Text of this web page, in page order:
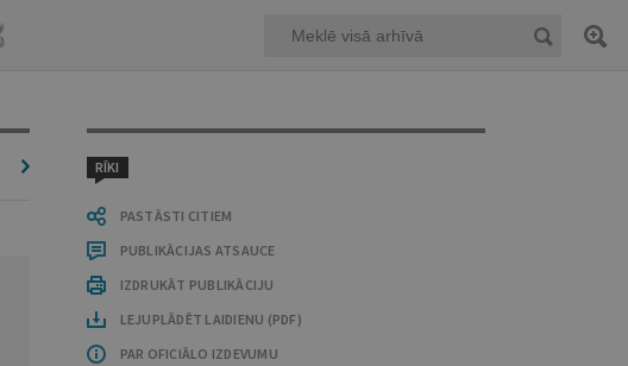
RĪKI
PASTĀSTI CITIEM
PUBLIKĀCIJAS ATSAUCE
IZDRUKĀT PUBLIKĀCIJU
LEJUPLĀDĒT LAIDIENU (PDF)
PAR OFICIĀLO IZDEVUMU